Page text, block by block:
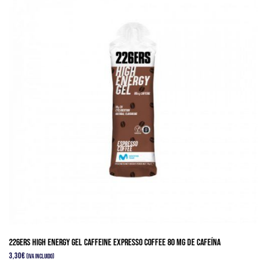
226ERS HIGH ENERGY GEL CAFFEINE EXPRESSO COFFEE 80 mg de cafeína
3,30€(IVA Incluido)